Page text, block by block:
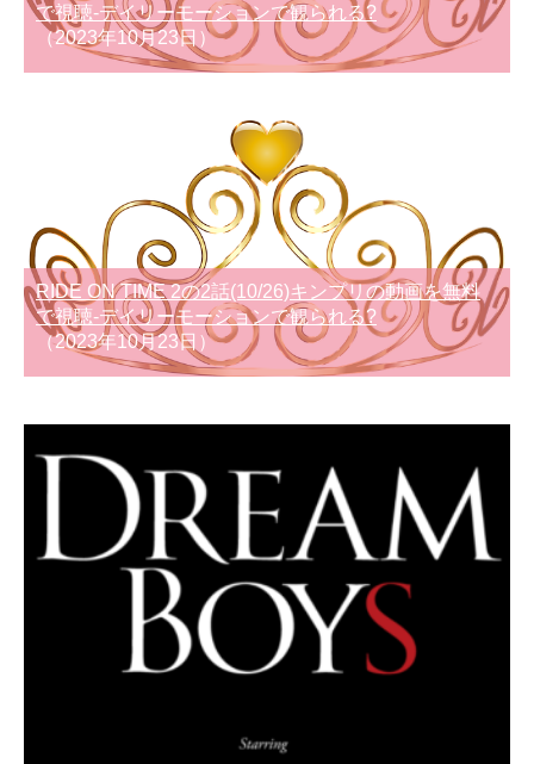
で視聴-デイリーモーションで観られる?
（2023年10月23日）
RIDE ON TIME 2の2話(10/26)キンプリの動画を無料
で視聴-デイリーモーションで観られる?
（2023年10月23日）